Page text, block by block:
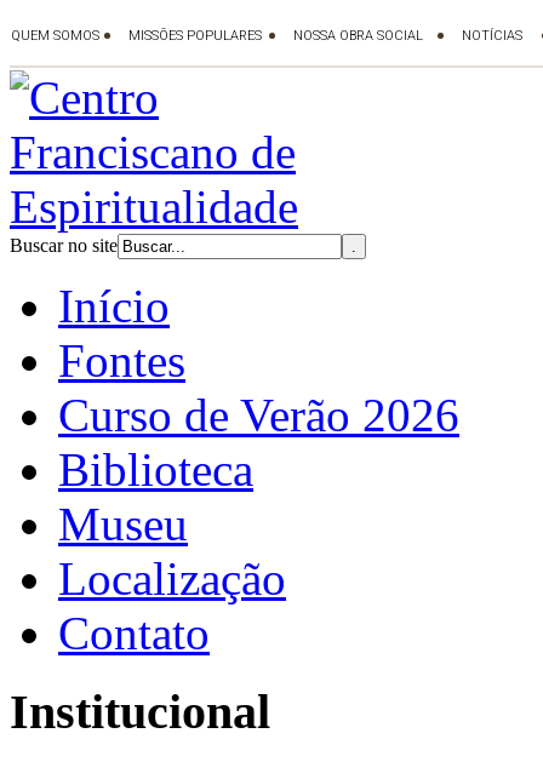
Buscar no site
Início
Fontes
Curso de Verão 2026
Biblioteca
Museu
Localização
Contato
Institucional